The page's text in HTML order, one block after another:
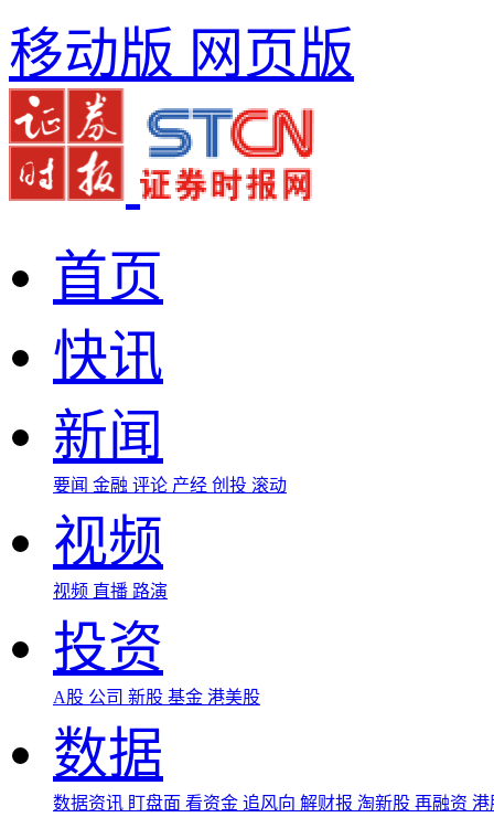
移动版 网页版
首页
快讯
新闻
要闻 金融 评论 产经 创投 滚动
视频
视频 直播 路演
投资
A股 公司 新股 基金 港美股
数据
数据资讯 盯盘面 看资金 追风向 解财报 淘新股 再融资